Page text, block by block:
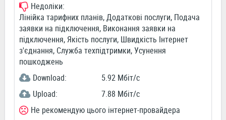
Недоліки:
Лінійка тарифних планів, Додаткові послуги, Подача
заявки на підключення, Виконання заявки на
підключення, Якість послуги, Швидкість Інтернет
з'єднання, Служба техпідтримки, Усунення
пошкоджень
Download:
5.92 Мбіт/c
Upload:
7.88 Мбіт/c
Не рекомендую цього інтернет-провайдера